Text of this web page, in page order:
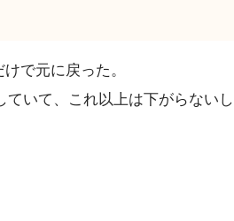
で元に戻った。
いて、これ以上は下がらない